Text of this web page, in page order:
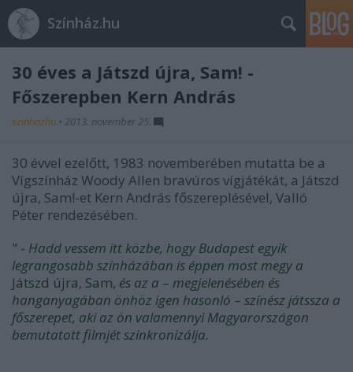
Színház.hu
30 éves a Játszd újra, Sam! -
Főszerepben Kern András
szinhazhu • 2013. november 25.
30 évvel ezelőtt, 1983 novemberében mutatta be a
Vígszínház Woody Allen bravúros vígjátékát, a Játszd
újra, Sam!-et Kern András főszereplésével, Valló
Péter rendezésében.
" - Hadd vessem itt közbe, hogy Budapest egyik
legrangosabb színházában is éppen most megy a
Játszd újra, Sam, és az a – megjelenésében és
hanganyagában önhöz igen hasonló – színész játssza a
főszerepet, aki az ön valamennyi Magyarországon
bemutatott filmjét szinkronizálja.